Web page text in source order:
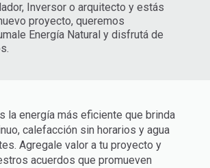
Inversor o arquitecto y estás
proyecto, queremos
Energía Natural y disfrutá de
la energía más eficiente que brinda
calefacción sin horarios y agua
Agregale valor a tu proyecto y
acuerdos que promueven